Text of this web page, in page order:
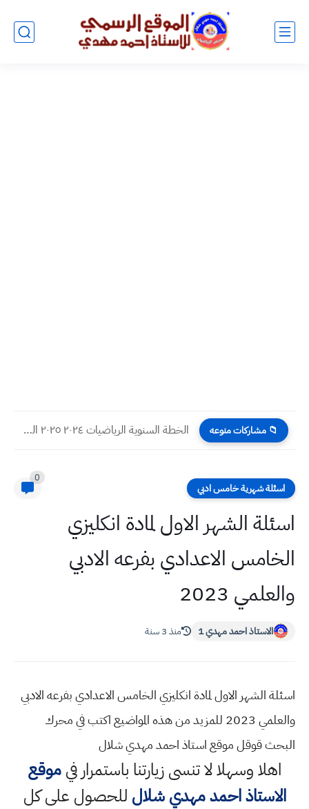
📁 مشاركات منوعه الخطة السنوية الرياضيات ٢٠٢٤ ٢٠٢٥ السادس الابتدائي
اسئلة شهرية خامس ادبي
0
اسئلة الشهر الاول لمادة انكليزي
الخامس الاعدادي بفرعه الادبي
والعلمي 2023
الاستاذ احمد مهدي 1 منذ 3 سنة
اسئلة الشهر الاول لمادة انكليزي الخامس الاعدادي بفرعه الادبي
والعلمي 2023 للمزيد من هذه المواضيع اكتب في محرك
البحث قوقل موقع استاذ احمد مهدي شلال
اهلا وسهلالا تنسى زيارتنا باستمرار فيموقع
الاستاذ احمد مهدي شلال للحصول على كل